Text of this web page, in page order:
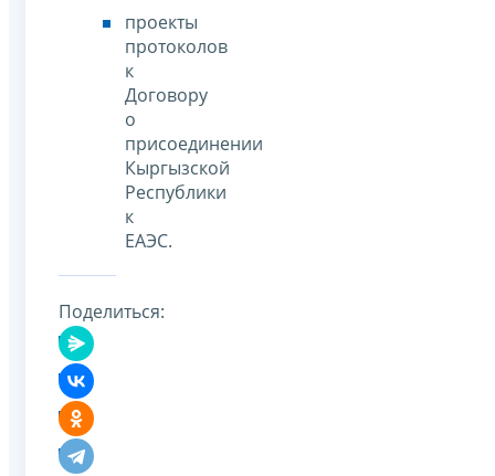
проекты
протоколов
к
Договору
о
присоединении
Кыргызской
Республики
к
ЕАЭС.
Поделиться: